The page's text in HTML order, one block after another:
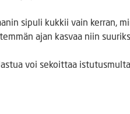
sipuli kukkii vain kerran,
ajan kasvaa niin
voi sekoittaa